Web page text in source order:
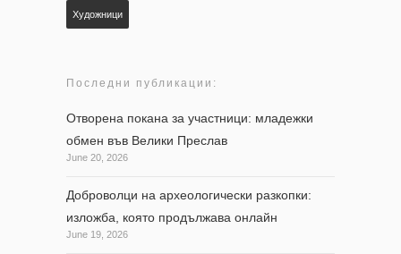
Художници
Последни публикации:
Отворена покана за участници: младежки
обмен във Велики Преслав
June 20, 2026
Доброволци на археологически разкопки:
изложба, която продължава онлайн
June 19, 2026